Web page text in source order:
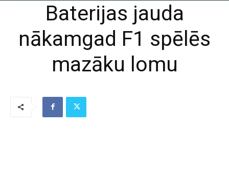
Baterijas jauda
nākamgad F1 spēlēs
mazāku lomu